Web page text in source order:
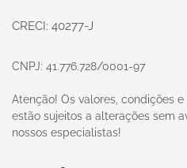
CRECI: 40277-J
CNPJ: 41.776.728/0001-97
Atenção! Os valores, condições
estão sujeitos a alterações sem
nossos especialistas!